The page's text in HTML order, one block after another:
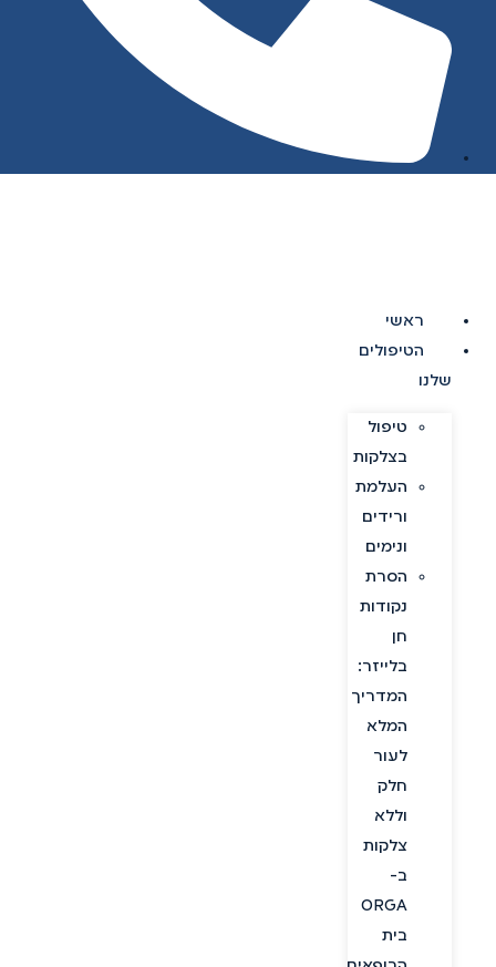
ראשי
הטיפולים
שלנו
טיפול
בצלקות
העלמת
ורידים
ונימים
הסרת
נקודות
חן
בלייזר:
המדריך
המלא
לעור
חלק
וללא
צלקות
ב-
ORGA
בית